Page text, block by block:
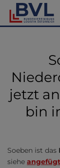
jetzt
bin
Soeben ist das
siehe angefügt